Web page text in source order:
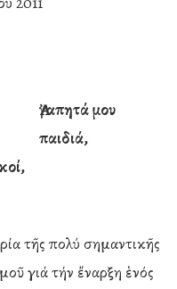
Ἀγαπητά μου
παιδιά,
τῆς πολύ σημαντικῆς
γιά τήν ἔναρξη ἑνός